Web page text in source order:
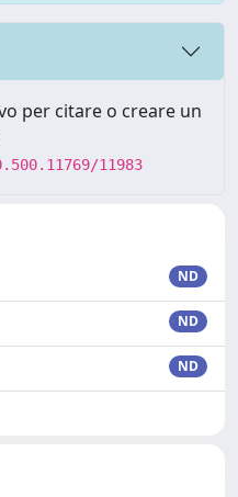
per citare o creare un
11983
ND
ND
ND